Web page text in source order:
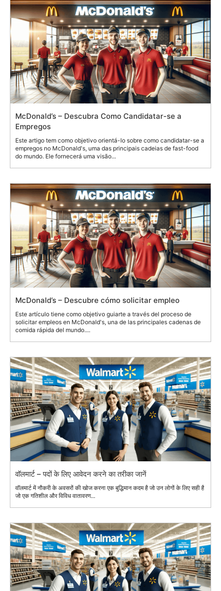
McDonald’s – Descubra Como Candidatar-se a
Empregos
Este artigo tem como objetivo orientá-lo sobre como candidatar-se a
empregos no McDonald's, uma das principais cadeias de fast-food
do mundo. Ele fornecerá uma visão...
McDonald’s – Descubre cómo solicitar empleo
Este artículo tiene como objetivo guiarte a través del proceso de
solicitar empleos en McDonald's, una de las principales cadenas de
comida rápida del mundo....
वॉलमार्ट – पदों के लिए आवेदन करने का तरीका जानें
वॉलमार्ट में नौकरी के अवसरों की खोज करना एक बुद्धिमान कदम है जो उन लोगों के लिए सही है
जो एक गतिशील और विविध वातावरण...